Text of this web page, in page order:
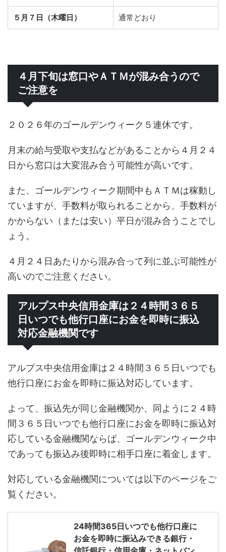
５月７日（木曜日） 通常どおり
４月下旬は窓口やＡＴＭが混み合うので
ご注意を
２０２６年のゴールデンウィーク５連休です。
月末の給与受取や支払などがあることから４月２４
日から窓口は大変混み合う可能性が高いです。
また、ゴールデンウィーク期間中もＡＴＭは稼動し
ていますが、手数料が取られることから、手数料が
かからない（または安い）平日が混み合うことでし
ょう。
４月２４日あたりから混み合って列に並ぶ可能性が
高いのでご注意ください。
アルプス中央信用金庫は２４時間３６５
日いつでも他行口座にお金を即時に振込
対応金融機関です
アルプス中央信用金庫は２４時間３６５日いつでも
他行口座にお金を即時に振込対応しています。
よって、振込先が同じ金融機関か、同ように２４時
間３６５日いつでも他行口座にお金を即時に振込対
応している金融機関ならば、ゴールデンウィーク中
であっても振込み後即時に相手口座に着金します。
対応している金融機関については以下のページをご
覧ください。
24時間365日いつでも他行口座に
お金を即時に振込みできる銀行・